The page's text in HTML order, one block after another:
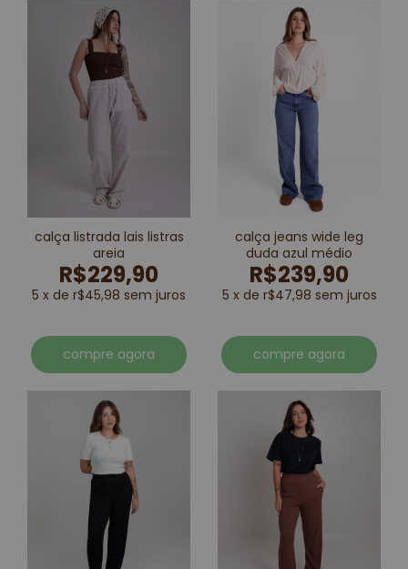
calça listrada lais listras
areia
R$229,90
5 x de r$45,98 sem juros
compre agora
calça jeans wide leg
duda azul médio
R$239,90
5 x de r$47,98 sem juros
compre agora